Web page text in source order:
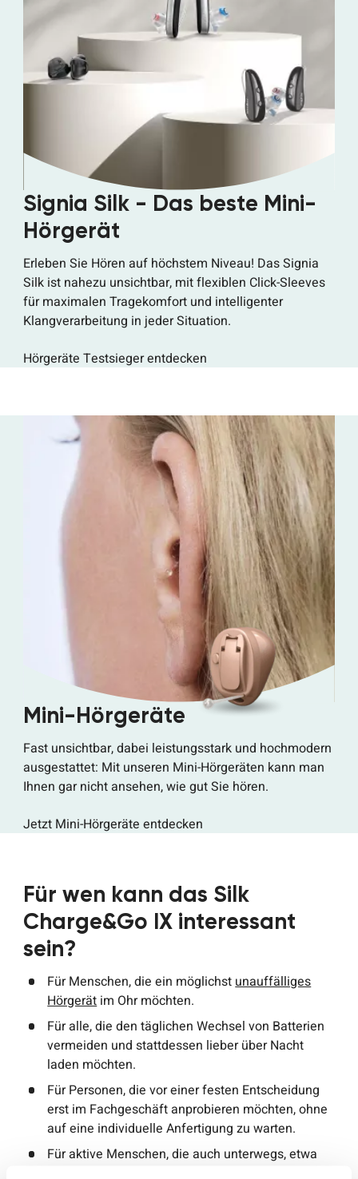
Signia Silk - Das beste Mini-
Hörgerät
Erleben Sie Hören auf höchstem Niveau! Das Signia
Silk ist nahezu unsichtbar, mit flexiblen Click-Sleeves
für maximalen Tragekomfort und intelligenter
Klangverarbeitung in jeder Situation.
Hörgeräte Testsieger entdecken
Mini-Hörgeräte
Fast unsichtbar, dabei leistungsstark und hochmodern
ausgestattet: Mit unseren Mini-Hörgeräten kann man
Ihnen gar nicht ansehen, wie gut Sie hören.
Jetzt Mini-Hörgeräte entdecken
Für wen kann das Silk
Charge&Go IX interessant
sein?
Für Menschen, die ein möglichstunauffälliges
Hörgerätim Ohr möchten.
Für alle, die den täglichen Wechsel von Batterien
vermeiden und stattdessen lieber über Nacht
laden möchten.
Für Personen, die vor einer festen Entscheidung
erst im Fachgeschäft anprobieren möchten, ohne
auf eine individuelle Anfertigung zu warten.
Für aktive Menschen, die auch unterwegs, etwa